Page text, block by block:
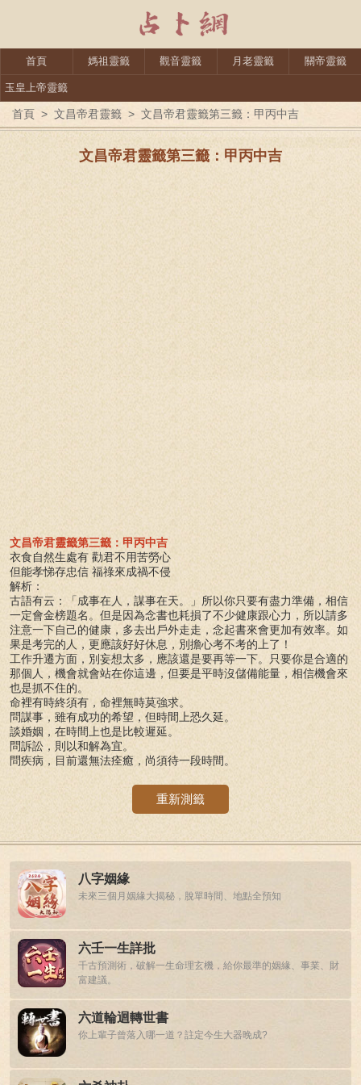
首頁 媽祖靈籤 觀音靈籤 月老靈籤 關帝靈籤
玉皇上帝靈籤
首頁 > 文昌帝君靈籤 > 文昌帝君靈籤第三籤：甲丙中吉
文昌帝君靈籤第三籤：甲丙中吉
文昌帝君靈籤第三籤：甲丙中吉
衣食自然生處有 勸君不用苦勞心
但能孝悌存忠信 福祿來成禍不侵
解析：
古語有云：「成事在人，謀事在天。」所以你只要有盡力準備，相信
一定會金榜題名。但是因為念書也耗損了不少健康跟心力，所以請多
注意一下自己的健康，多去出戶外走走，念起書來會更加有效率。如
果是考完的人，更應該好好休息，別擔心考不考的上了！
工作升遷方面，別妄想太多，應該還是要再等一下。只要你是合適的
那個人，機會就會站在你這邊，但要是平時沒儲備能量，相信機會來
也是抓不住的。
命裡有時終須有，命裡無時莫強求。
問謀事，雖有成功的希望，但時間上恐久延。
談婚姻，在時間上也是比較遲延。
問訴訟，則以和解為宜。
問疾病，目前還無法痊癒，尚須待一段時間。
重新測籤
八字姻緣
未來三個月姻緣大揭秘，脫單時間、地點全預知
六壬一生詳批
千古預測術，破解一生命理玄機，給你最準的姻緣、事業、財
富建議。
六道輪迴轉世書
你上輩子曾落入哪一道？註定今生大器晚成?